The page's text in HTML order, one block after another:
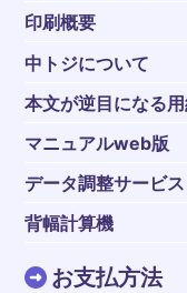
印刷概要
中トジについて
本文が逆目になる
マニュアルweb版
データ調整サービス
背幅計算機
お支払方法